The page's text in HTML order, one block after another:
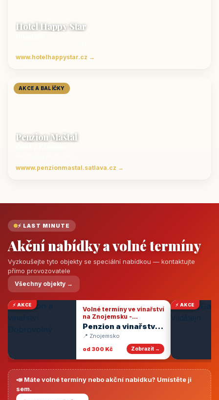
Hotel Happy Star
www.hotelhappystar.cz →
AKCE A BALÍČKY
Penzion Maštal
wwww.penzionmastal.satlava.cz →
⚡ LAST MINUTE
Akční nabídky a volné termíny
Vyzkoušejte tyto objekty se speciální nabídkou — kontaktujte
přímo provozovatele
Všechny objekty →
⚡ AKCE
Volné termíny ve vinařství
na Znojemsku -
degustace vín
Penzion a vinařství
Dobrovolný
📍 Znojemsko
od 300 Kč
Zobrazit →
⚡ AKCE
📣 Máte volné termíny nebo akční nabídku? Umístěte ji
sem.